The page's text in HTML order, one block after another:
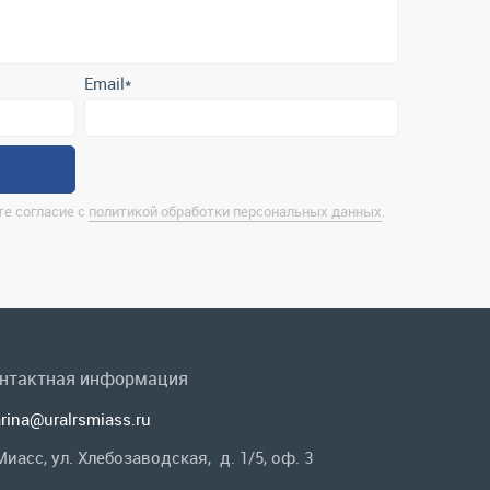
информация
ул. Хлебозаводская, д. 1/5, оф. 3
контактная информация